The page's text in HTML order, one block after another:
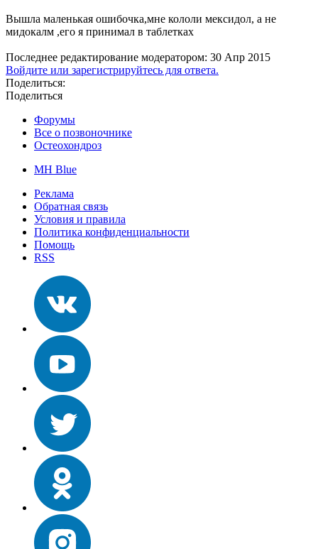
Вышла маленькая ошибочка,мне кололи мексидол, а не
мидокалм ,его я принимал в таблетках
Последнее редактирование модератором: 30 Апр 2015
Войдите или зарегистрируйтесь для ответа.
Поделиться:
Поделиться
Форумы
Все о позвоночнике
Остеохондроз
MH Blue
Реклама
Обратная связь
Условия и правила
Политика конфиденциальности
Помощь
RSS